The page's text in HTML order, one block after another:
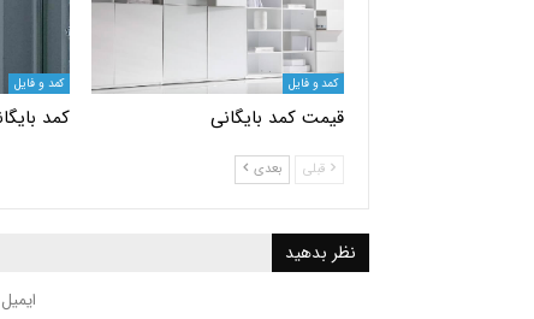
کمد و فایل
قیمت کمد بایگانی
کمد و فایل
کمد
قبلی بعدی
نظر بدهید